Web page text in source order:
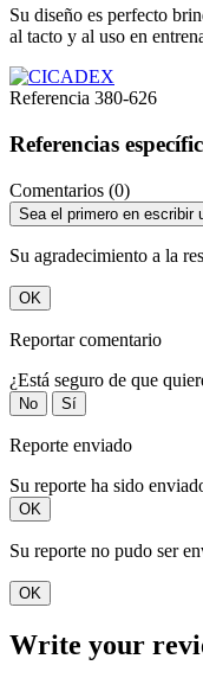
Su diseño es perfecto
al tacto y al uso en
Referencia 380-626
Referencias
Comentarios (0)
Sea el primero en escribir
Su agradecimiento a la
OK
Reportar comentario
¿Está seguro de que
No Sí
Reporte enviado
Su reporte ha sido
OK
Su reporte no pudo ser
OK
Write your